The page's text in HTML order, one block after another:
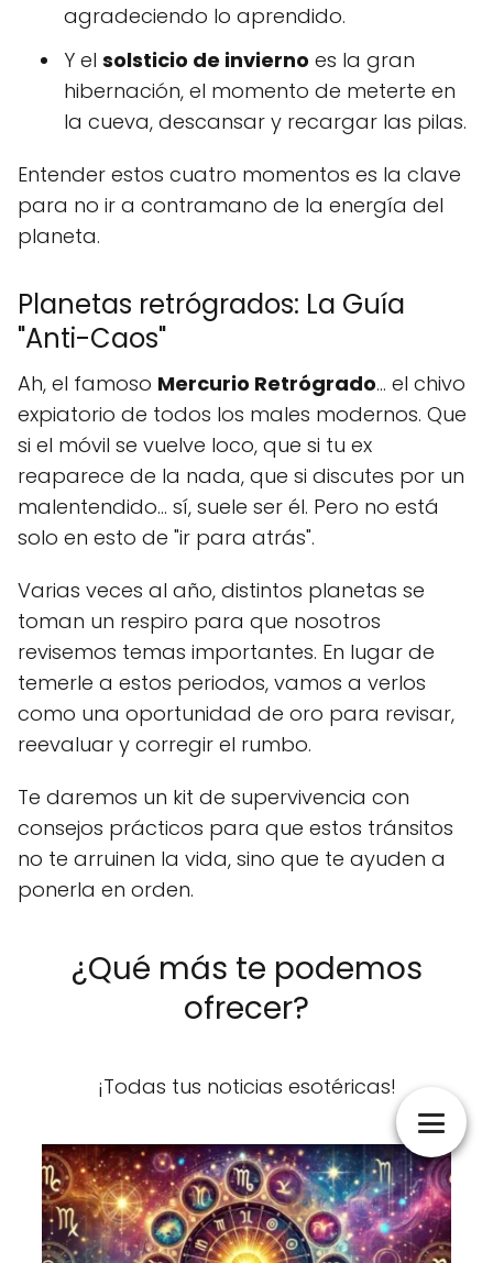
agradeciendo lo aprendido.
Y el solsticio de invierno es la gran
hibernación, el momento de meterte en
la cueva, descansar y recargar las pilas.
Entender estos cuatro momentos es la clave
para no ir a contramano de la energía del
planeta.
Planetas retrógrados: La Guía
"Anti-Caos"
Ah, el famoso Mercurio Retrógrado... el chivo
expiatorio de todos los males modernos. Que
si el móvil se vuelve loco, que si tu ex
reaparece de la nada, que si discutes por un
malentendido... sí, suele ser él. Pero no está
solo en esto de "ir para atrás".
Varias veces al año, distintos planetas se
toman un respiro para que nosotros
revisemos temas importantes. En lugar de
temerle a estos periodos, vamos a verlos
como una oportunidad de oro para revisar,
reevaluar y corregir el rumbo.
Te daremos un kit de supervivencia con
consejos prácticos para que estos tránsitos
no te arruinen la vida, sino que te ayuden a
ponerla en orden.
¿Qué más te podemos
ofrecer?
¡Todas tus noticias esotéricas!